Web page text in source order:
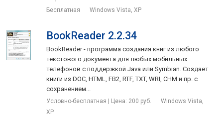
Бесплатная Windows Vista, XP
BookReader 2.2.34
BookReader - программа создания книг из любого
текстового документа для любых мобильных
телефонов с поддержкой Java или Symbian. Создает
книги из DOC, HTML, FB2, RTF, TXT, WRI, CHM и пр. c
сохранением...
Условно-бесплатная | Цена: 200 руб.
Windows Vista,
XP